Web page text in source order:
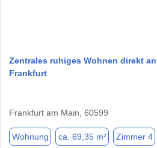
Zentrales ruhiges Wohnen direkt
Frankfurt
Frankfurt am Main, 60599
Wohnung ca. 69,35 m² Zimmer 4